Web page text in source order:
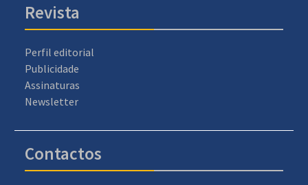
Revista
Perfil editorial
Publicidade
Assinaturas
Newsletter
Contactos